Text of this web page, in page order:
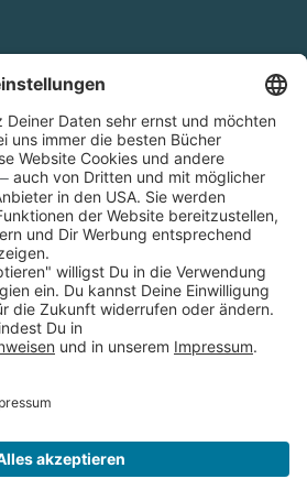
ab 9,00 € Bestellwert innerhalb
innerhalb Deutschlands
GmbH, Blumenstraße 36, D-70182